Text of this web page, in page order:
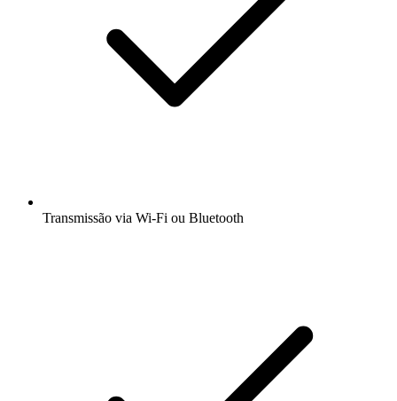
Transmissão via Wi-Fi ou Bluetooth